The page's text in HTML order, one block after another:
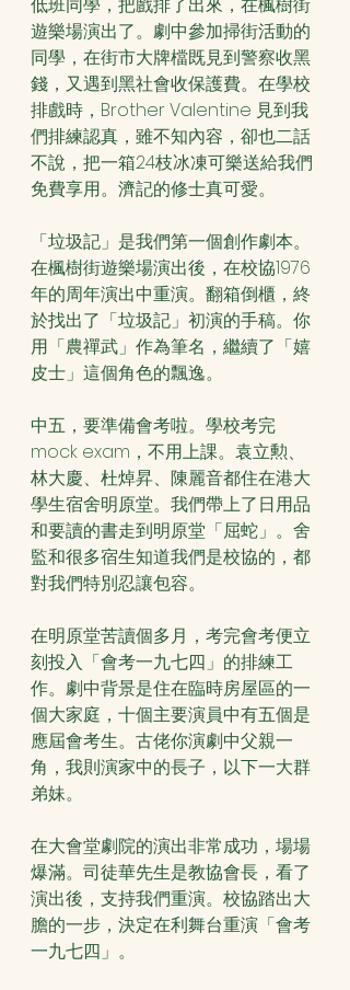
遊樂場演出了。劇中參加掃街活動的
同學，在街市大牌檔既見到警察收黑
錢，又遇到黑社會收保護費。在學校
排戲時，Brother Valentine 見到我
們排練認真，雖不知內容，卻也二話
不說，把一箱24枝冰凍可樂送給我們
免費享用。濟記的修士真可愛。
「垃圾記」是我們第一個創作劇本。
在楓樹街遊樂場演出後，在校協1976
年的周年演出中重演。翻箱倒櫃，終
於找出了「垃圾記」初演的手稿。你
用「農禪武」作為筆名，繼續了「嬉
皮士」這個角色的飄逸。
中五，要準備會考啦。學校考完
mock exam，不用上課。袁立勲、
林大慶、杜焯昇、陳麗音都住在港大
學生宿舍明原堂。我們帶上了日用品
和要讀的書走到明原堂「屈蛇」。舍
監和很多宿生知道我們是校協的，都
對我們特別忍讓包容。
在明原堂苦讀個多月，考完會考便立
刻投入「會考一九七四」的排練工
作。劇中背景是住在臨時房屋區的一
個大家庭，十個主要演員中有五個是
應屆會考生。古佬你演劇中父親一
角，我則演家中的長子，以下一大群
弟妹。
在大會堂劇院的演出非常成功，場場
爆滿。司徒華先生是教協會長，看了
演出後，支持我們重演。校協踏出大
膽的一步，決定在利舞台重演「會考
一九七四」。